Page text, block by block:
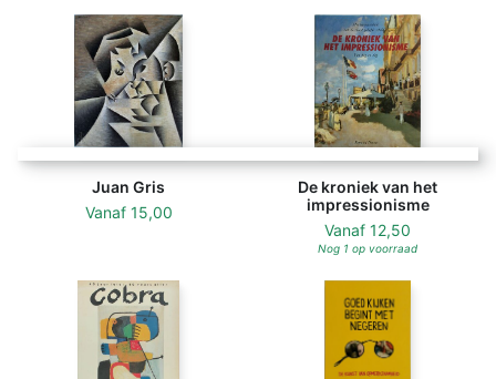
Juan Gris
Vanaf 15,00
De kroniek van het
impressionisme
Vanaf 12,50
Nog 1 op voorraad